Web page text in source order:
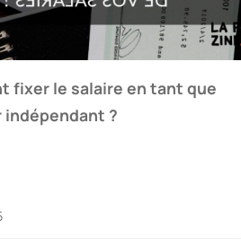
fixer le salaire en tant que
?